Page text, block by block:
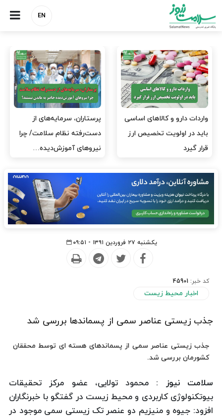
EN
واردات دارو و کالاهای اساسی
باید در اولویت تخصیص ارز
قرار گیرد
پرستاران، سرمایه‌های از
دست‌رفته نظام سلامت/ چرا
نیروهای آموزش‌دیده…
یکشنبه ۲۷ فروردین ۱۳۹۱ - ۰۹:۵۱
کد خبر: 45901
اخبار محیط زیست
جذب زیستی عناصر سمی از پسماندها بررسی شد
جذب زیستی عناصر سمی از پسماندهای هسته ای توسط محققان
کشورمان بررسی شد.
سلامت نیوز : محمود تولایی، عضو مرکز تحقیقات
بیوتکنولوژی کاربردی و محیط زیست در گفتگو با خبرنگاران
افزود: جیوه و منیزیم دو عنصر تک زیستی سمی موجود در